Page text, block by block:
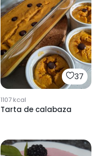
37
1107kcal
Tarta de calabaza